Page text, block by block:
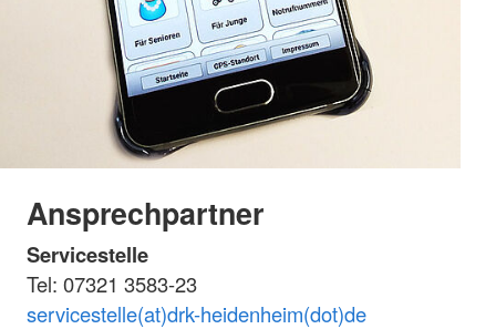
Ansprechpartner
Servicestelle
Tel: 07321 3583-23
servicestelle(at)drk-heidenheim(dot)de